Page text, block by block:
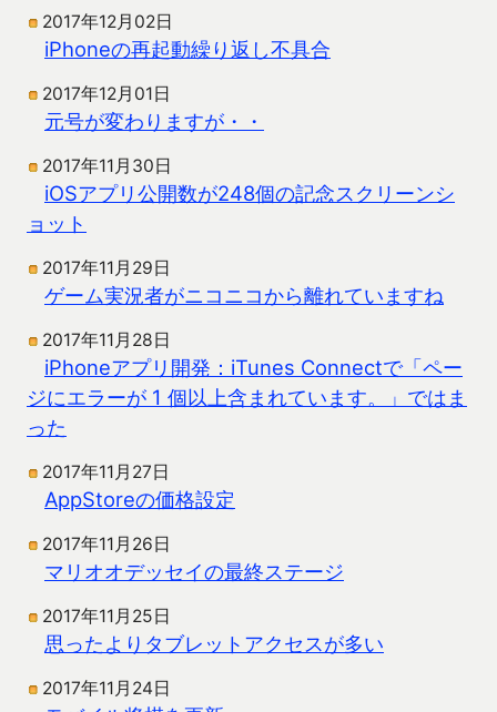
2017年12月02日
iPhoneの再起動繰り返し不具合
2017年12月01日
元号が変わりますが・・
2017年11月30日
iOSアプリ公開数が248個の記念スクリーンシ
ョット
2017年11月29日
ゲーム実況者がニコニコから離れていますね
2017年11月28日
iPhoneアプリ開発：iTunes Connectで「ペー
ジにエラーが 1 個以上含まれています。」ではま
った
2017年11月27日
AppStoreの価格設定
2017年11月26日
マリオオデッセイの最終ステージ
2017年11月25日
思ったよりタブレットアクセスが多い
2017年11月24日